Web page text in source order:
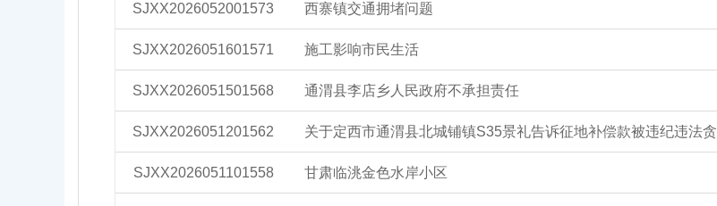
SJXX2026052001573 西寨镇交通拥堵问题
SJXX2026051601571 施工影响市民生活
SJXX2026051501568 通渭县李店乡人民政府不承担责任
SJXX2026051201562 关于定西市通渭县北城铺镇S35景礼告诉征地补偿款被违纪违法贪
SJXX2026051101558 甘肃临洮金色水岸小区